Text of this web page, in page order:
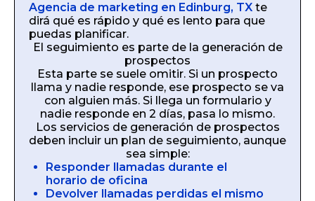
Agencia de marketing en Edinburg, TX te
dirá qué es rápido y qué es lento para que
puedas planificar.
El seguimiento es parte de la generación de
prospectos
Esta parte se suele omitir. Si un prospecto
llama y nadie responde, ese prospecto se va
con alguien más. Si llega un formulario y
nadie responde en 2 días, pasa lo mismo.
Los servicios de generación de prospectos
deben incluir un plan de seguimiento, aunque
sea simple:
Responder llamadas durante el
horario de oficina
Devolver llamadas perdidas el mismo